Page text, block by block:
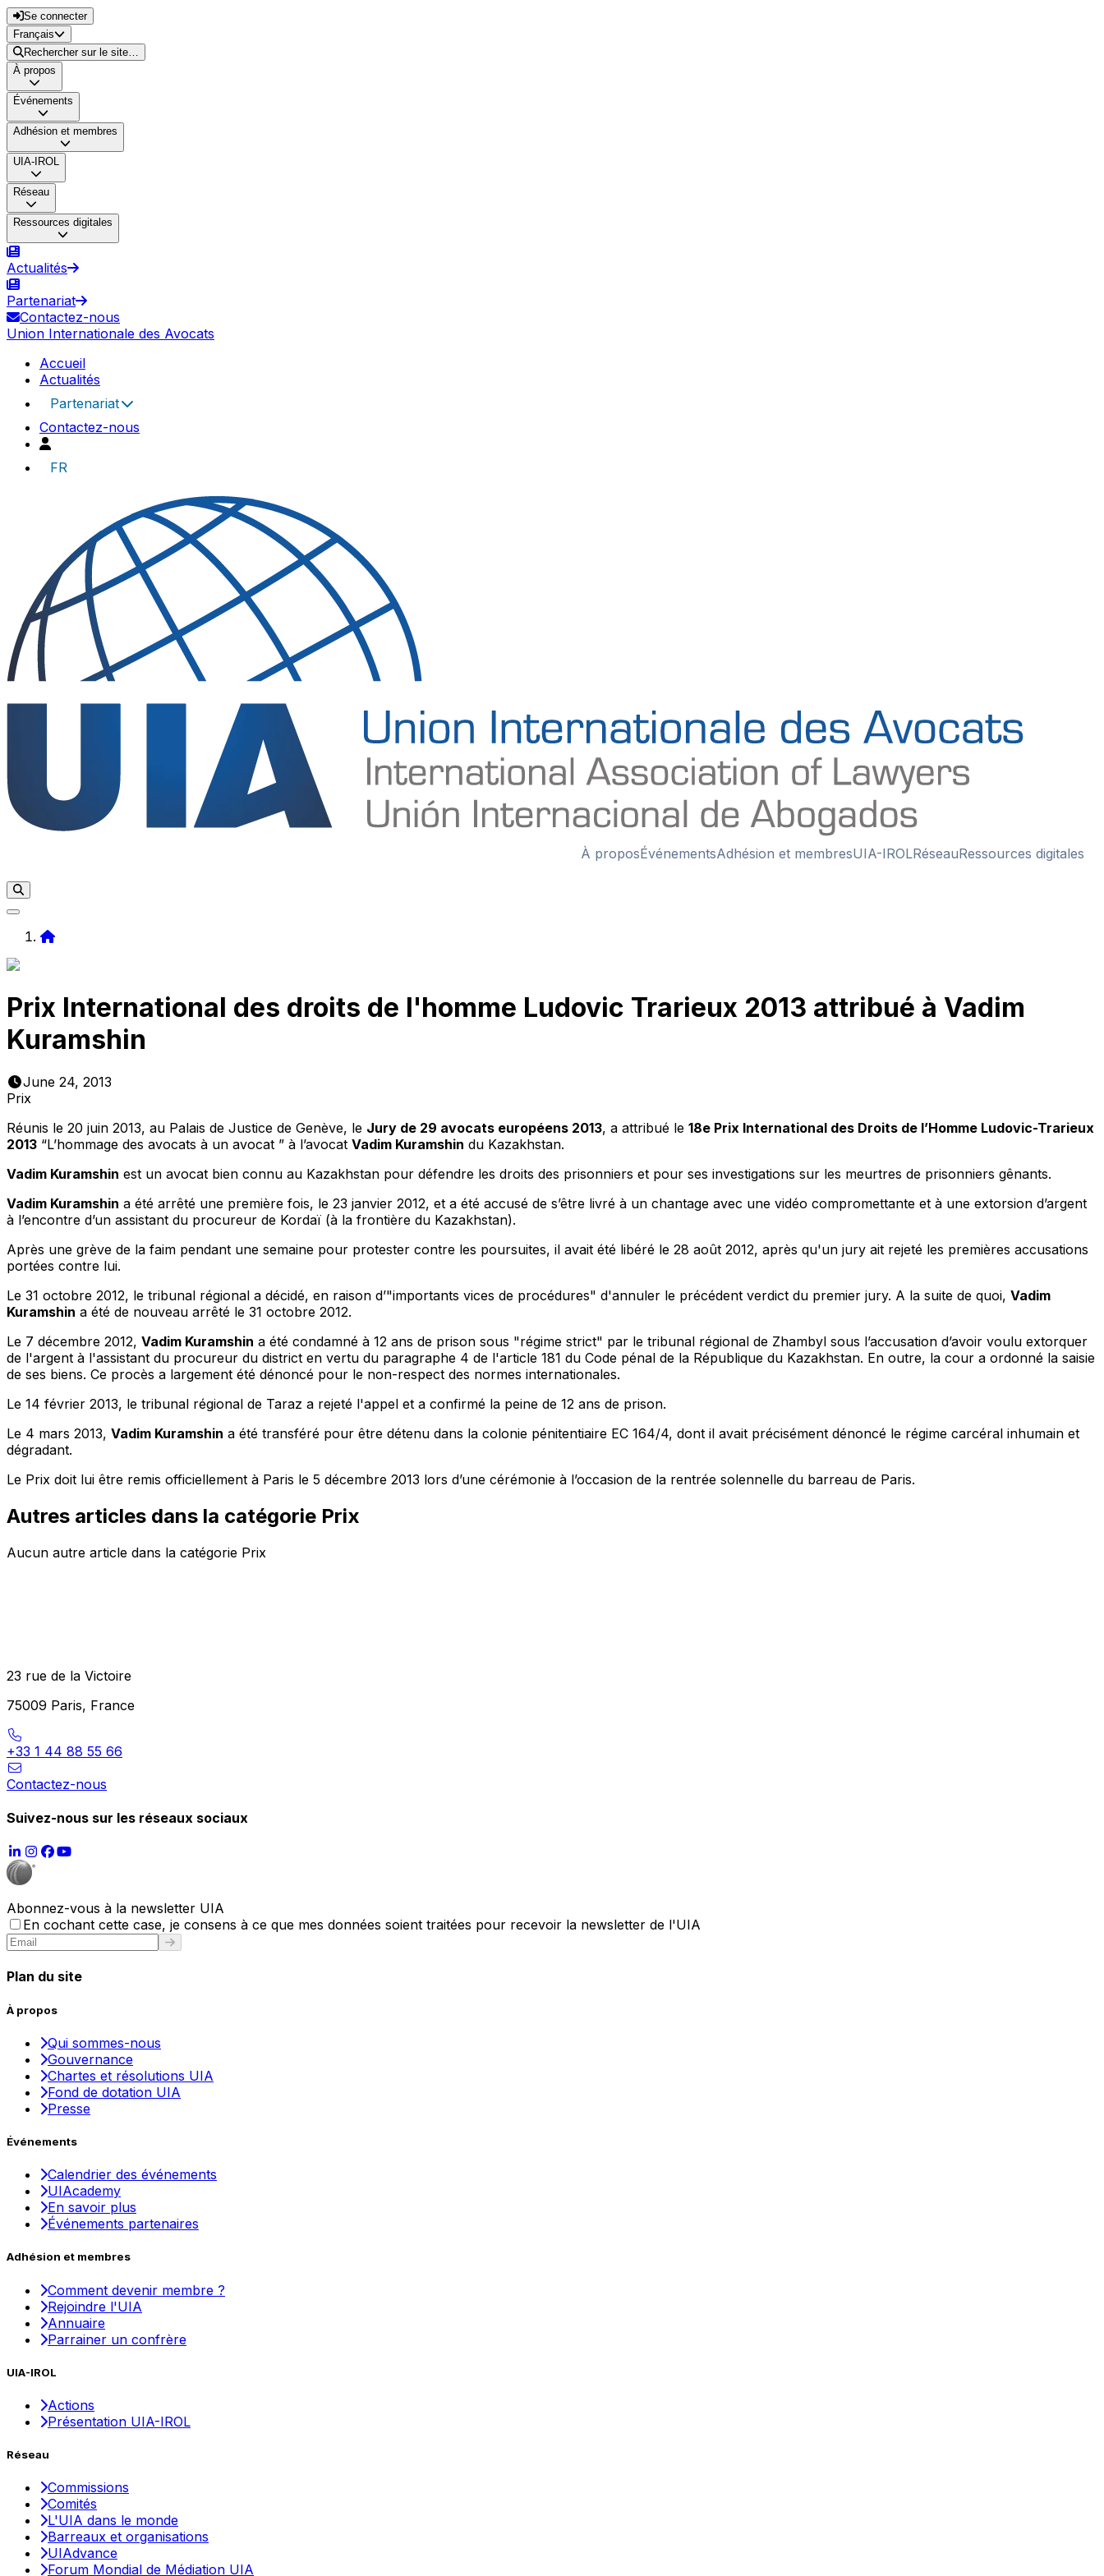
Se connecter
Français
Rechercher sur le site…
À propos
Événements
Adhésion et membres
UIA-IROL
Réseau
Ressources digitales
Actualités
Partenariat
Contactez-nous
Union Internationale des Avocats
Accueil
Actualités
Partenariat
Contactez-nous
FR
À proposÉvénementsAdhésion et membresUIA-IROLRéseauRessources digitales
Prix International des droits de l'homme Ludovic Trarieux 2013 attribué à Vadim
Kuramshin
June 24, 2013
Prix
Réunis le 20 juin 2013, au Palais de Justice de Genève, le Jury de 29 avocats européens 2013, a attribué le 18e Prix International des Droits de l’Homme Ludovic-Trarieux
2013 “L’hommage des avocats à un avocat ” à l’avocat Vadim Kuramshin du Kazakhstan.
Vadim Kuramshin est un avocat bien connu au Kazakhstan pour défendre les droits des prisonniers et pour ses investigations sur les meurtres de prisonniers gênants.
Vadim Kuramshin a été arrêté une première fois, le 23 janvier 2012, et a été accusé de s’être livré à un chantage avec une vidéo compromettante et à une extorsion d’argent
à l’encontre d’un assistant du procureur de Kordaï (à la frontière du Kazakhstan).
Après une grève de la faim pendant une semaine pour protester contre les poursuites, il avait été libéré le 28 août 2012, après qu'un jury ait rejeté les premières accusations
portées contre lui.
Le 31 octobre 2012, le tribunal régional a décidé, en raison d’"importants vices de procédures" d'annuler le précédent verdict du premier jury. A la suite de quoi, Vadim
Kuramshin a été de nouveau arrêté le 31 octobre 2012.
Le 7 décembre 2012, Vadim Kuramshin a été condamné à 12 ans de prison sous "régime strict" par le tribunal régional de Zhambyl sous l’accusation d’avoir voulu extorquer
de l'argent à l'assistant du procureur du district en vertu du paragraphe 4 de l'article 181 du Code pénal de la République du Kazakhstan. En outre, la cour a ordonné la saisie
de ses biens. Ce procès a largement été dénoncé pour le non-respect des normes internationales.
Le 14 février 2013, le tribunal régional de Taraz a rejeté l'appel et a confirmé la peine de 12 ans de prison.
Le 4 mars 2013, Vadim Kuramshin a été transféré pour être détenu dans la colonie pénitentiaire EC 164/4, dont il avait précisément dénoncé le régime carcéral inhumain et
dégradant.
Le Prix doit lui être remis officiellement à Paris le 5 décembre 2013 lors d’une cérémonie à l’occasion de la rentrée solennelle du barreau de Paris.
Autres articles dans la catégorie Prix
Aucun autre article dans la catégorie Prix
23 rue de la Victoire
75009 Paris, France
+33 1 44 88 55 66
Contactez-nous
Suivez-nous sur les réseaux sociaux
Abonnez-vous à la newsletter UIA
En cochant cette case, je consens à ce que mes données soient traitées pour recevoir la newsletter de l'UIA
Plan du site
À propos
Qui sommes-nous
Gouvernance
Chartes et résolutions UIA
Fond de dotation UIA
Presse
Événements
Calendrier des événements
UIAcademy
En savoir plus
Événements partenaires
Adhésion et membres
Comment devenir membre ?
Rejoindre l'UIA
Annuaire
Parrainer un confrère
UIA-IROL
Actions
Présentation UIA-IROL
Réseau
Commissions
Comités
L'UIA dans le monde
Barreaux et organisations
UIAdvance
Forum Mondial de Médiation UIA